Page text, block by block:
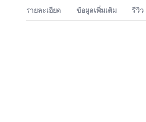
รายละเอียด ข้อมูลเพิ่มเติม รีวิว